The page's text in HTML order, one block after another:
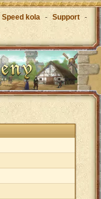
Speed kola - Support -